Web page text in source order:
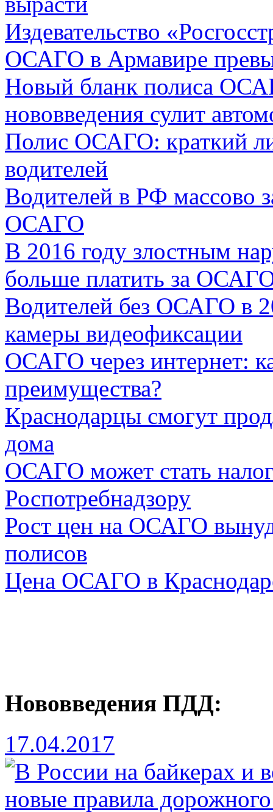
Издевательство
ОСАГО в Армавире
Новый бланк полиса
нововведения сулит
Полис ОСАГО: краткий
водителей
Водителей в РФ массово
ОСАГО
В 2016 году злостным
больше платить за
Водителей без ОСАГО в
камеры видеофиксации
ОСАГО через интернет:
преимущества?
Краснодарцы смогут
дома
ОСАГО может стать
Роспотребнадзору
Рост цен на ОСАГО
полисов
Цена ОСАГО в
Нововведения ПДД:
17.04.2017